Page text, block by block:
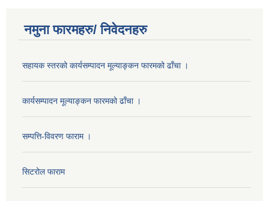
नमुना फारमहरु/ निवेदनहरु
सहायक स्तरको कार्यसम्पादन मूल्याङ्कन फारमको ढाँचा ।
कार्यसम्पादन मूल्याङ्कन फारमको ढाँचा ।
सम्पत्ति-विवरण फाराम ।
सिटरोल फाराम